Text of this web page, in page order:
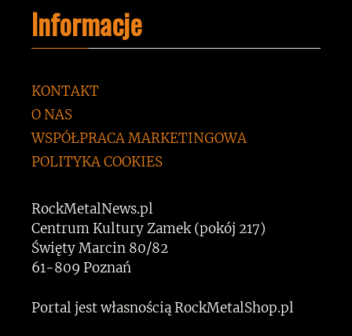
Informacje
KONTAKT
O NAS
WSPÓŁPRACA MARKETINGOWA
POLITYKA COOKIES
RockMetalNews.pl
Centrum Kultury Zamek (pokój 217)
Święty Marcin 80/82
61-809 Poznań
Portal jest własnością RockMetalShop.pl